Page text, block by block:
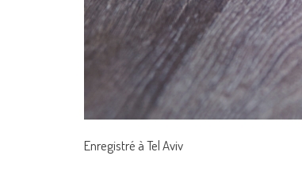
Enregistré à Tel Aviv